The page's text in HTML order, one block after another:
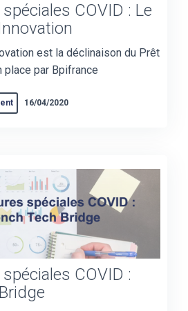
COVID : Le
est la déclinaison du Prêt
place par Bpifrance
16/04/2020
COVID :